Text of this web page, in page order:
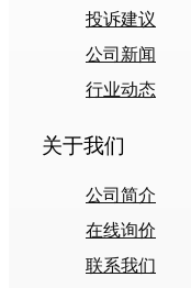
投诉建议
公司新闻
行业动态
关于我们
公司简介
在线询价
联系我们